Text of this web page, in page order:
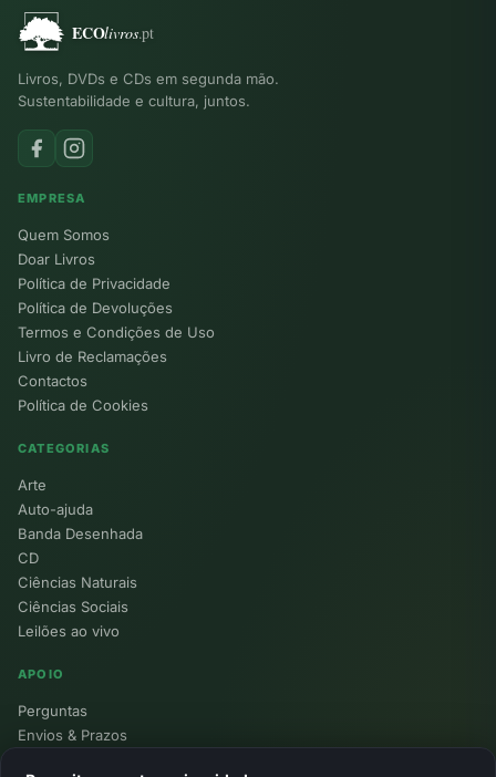
Livros, DVDs e CDs em segunda mão.
Sustentabilidade e cultura, juntos.
EMPRESA
Quem Somos
Doar Livros
Política de Privacidade
Política de Devoluções
Termos e Condições de Uso
Livro de Reclamações
Contactos
Política de Cookies
CATEGORIAS
Arte
Auto-ajuda
Banda Desenhada
CD
Ciências Naturais
Ciências Sociais
Leilões ao vivo
APOIO
Perguntas
Envios & Prazos